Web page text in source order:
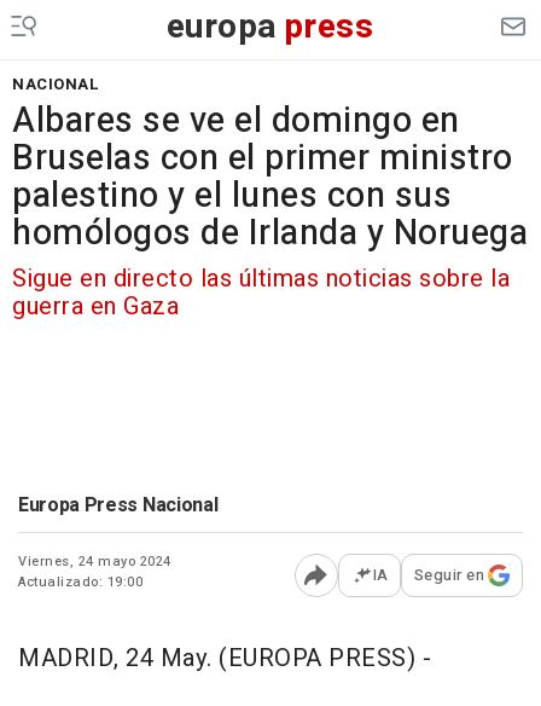
europa press
NACIONAL
Albares se ve el domingo en
Bruselas con el primer ministro
palestino y el lunes con sus
homólogos de Irlanda y Noruega
Sigue en directo las últimas noticias sobre la
guerra en Gaza
Europa Press Nacional
Viernes, 24 mayo 2024
Actualizado: 19:00
Abrir opciones para
IA Seguir en
MADRID, 24 May. (EUROPA PRESS) -